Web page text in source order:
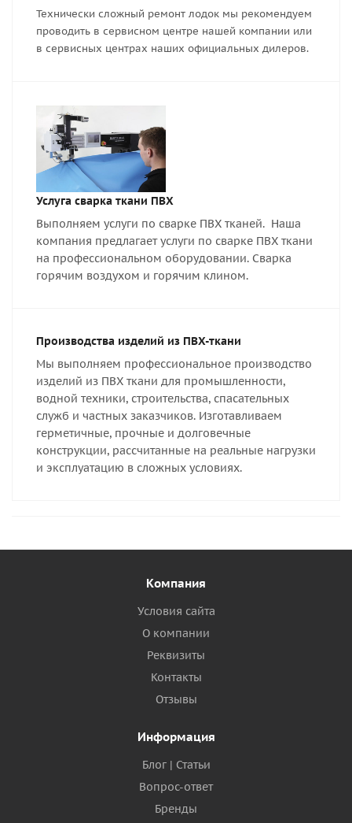
Технически сложный ремонт лодок мы рекомендуем
проводить в сервисном центре нашей компании или
в сервисных центрах наших официальных дилеров.
Услуга сварка ткани ПВХ
Выполняем услуги по сварке ПВХ тканей. Наша
компания предлагает услуги по сварке ПВХ ткани
на профессиональном оборудовании. Сварка
горячим воздухом и горячим клином.
Производства изделий из ПВХ-ткани
Мы выполняем профессиональное производство
изделий из ПВХ ткани для промышленности,
водной техники, строительства, спасательных
служб и частных заказчиков. Изготавливаем
герметичные, прочные и долговечные
конструкции, рассчитанные на реальные нагрузки
и эксплуатацию в сложных условиях.
Компания
Условия сайта
О компании
Реквизиты
Контакты
Отзывы
Информация
Блог | Статьи
Вопрос-ответ
Бренды